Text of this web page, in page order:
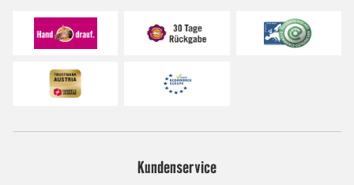
Kundenservice